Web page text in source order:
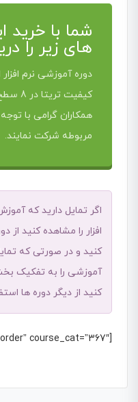
شما با خرید
های زیر را
دوره آموزشی نرم
کیفیت
همکاران گرامی با
مربوطه شرکت نمایند.
اگر تمایل دارید که
افزار را مشاهده کنید از
کنید و در صورتی که
آموزشی را به تفکیک
کنید از دیگر دوره ها
course_cat=”367″]